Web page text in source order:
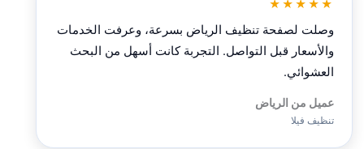
★★★★★
وصلت لصفحة تنظيف الرياض بسرعة، وعرفت الخدمات
والأسعار قبل التواصل. التجربة كانت أسهل من البحث
العشوائي.
عميل من الرياض
تنظيف فيلا